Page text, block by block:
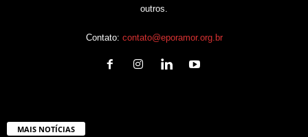
outros.
Contato: contato@eporamor.org.br
MAIS NOTÍCIAS